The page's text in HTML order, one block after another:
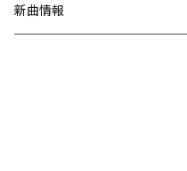
新曲情報